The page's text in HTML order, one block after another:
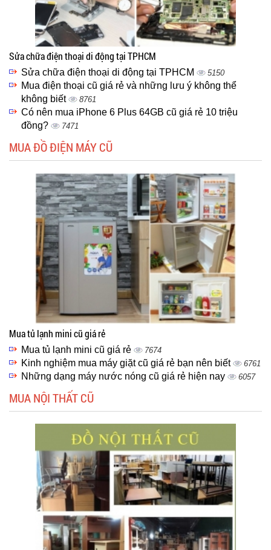
Sửa chữa điện thoại di động tại TPHCM
Sửa chữa điện thoại di động tại TPHCM 5150
Mua điện thoại cũ giá rẻ và những lưu ý không thể
không biết
8761
Có nên mua iPhone 6 Plus 64GB cũ giá rẻ 10 triệu
đồng?
7471
MUA ĐỒ ĐIỆN MÁY CŨ
Mua tủ lạnh mini cũ giá rẻ
Mua tủ lạnh mini cũ giá rẻ 7674
Kinh nghiệm mua máy giặt cũ giá rẻ bạn nên biết 6761
Những dạng máy nước nóng cũ giá rẻ hiện nay 6057
MUA NỘI THẤT CŨ